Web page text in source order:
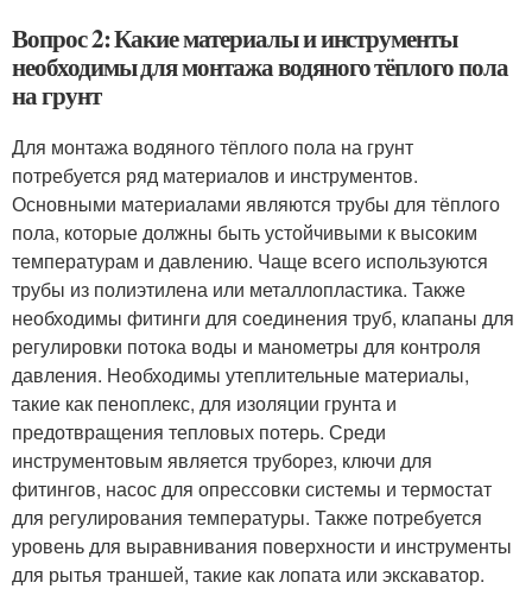
Вопрос 2: Какие материалы и инструменты
необходимы для монтажа водяного тёплого пола
на грунт
Для монтажа водяного тёплого пола на грунт
потребуется ряд материалов и инструментов.
Основными материалами являются трубы для тёплого
пола, которые должны быть устойчивыми к высоким
температурам и давлению. Чаще всего используются
трубы из полиэтилена или металлопластика. Также
необходимы фитинги для соединения труб, клапаны для
регулировки потока воды и манометры для контроля
давления. Необходимы утеплительные материалы,
такие как пеноплекс, для изоляции грунта и
предотвращения тепловых потерь. Среди
инструментовым является труборез, ключи для
фитингов, насос для опрессовки системы и термостат
для регулирования температуры. Также потребуется
уровень для выравнивания поверхности и инструменты
для рытья траншей, такие как лопата или экскаватор.